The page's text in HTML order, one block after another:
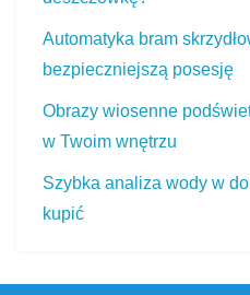
Automatyka bram
bezpieczniejszą posesję
Obrazy wiosenne
w Twoim wnętrzu
Szybka analiza wody w
kupić